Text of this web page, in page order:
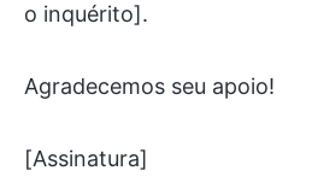
o inquérito].
Agradecemos seu apoio!
[Assinatura]